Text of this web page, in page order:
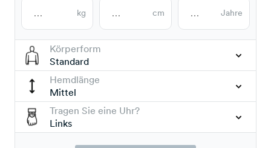
kg cm Jahre
Körperform
Standard
Hemdlänge
Mittel
Tragen Sie eine Uhr?
Links